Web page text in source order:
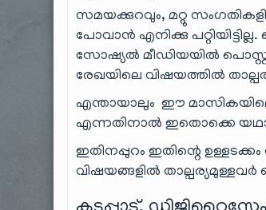
സമയക്കുറവും, മറ്റു
പോവാൻ എനിക്കു
സോഷ്യൽ മീഡിയയിൽ പൊസ്റ്റ്
രേഖയിലെ വിഷയത്തിൽ
എന്തായാലും ഈ മാസികയിലെ
എന്നതിനാൽ ഇതൊക്കെ
ഇതിനപ്പുറം ഇതിന്റെ
വിഷയങ്ങളിൽ താല്പര്യമുള്ളവർ